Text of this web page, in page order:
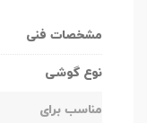
مشخصات فنی
نوع گوشی
مناسب برای